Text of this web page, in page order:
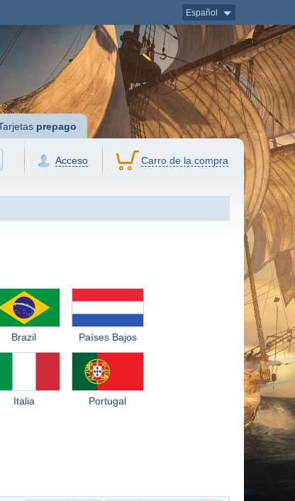
Español
prepago
Acceso Carro de la compra
Brazil Países Bajos
Italia Portugal